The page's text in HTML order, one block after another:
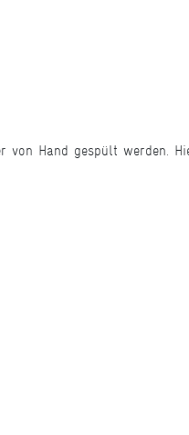
von Hand gespült werden.